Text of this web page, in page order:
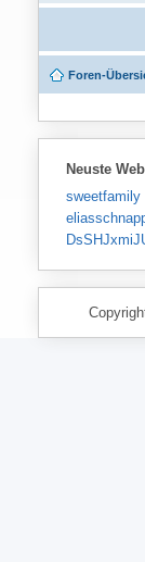
Foren-
Neuste
sweetfamily